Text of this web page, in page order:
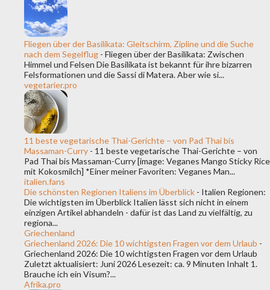
Fliegen über der Basilikata: Gleitschirm, Zipline und die Suche
nach dem Segelflug - Fliegen über der Basilikata: Zwischen
Himmel und Felsen Die Basilikata ist bekannt für ihre bizarren
Felsformationen und die Sassi di Matera. Aber wie si...
vegetarier.pro
11 beste vegetarische Thai-Gerichte – von Pad Thai bis
Massaman-Curry - 11 beste vegetarische Thai-Gerichte – von
Pad Thai bis Massaman-Curry [image: Veganes Mango Sticky Rice
mit Kokosmilch] *Einer meiner Favoriten: Veganes Man...
italien.fans
Die schönsten Regionen Italiens im Überblick - Italien Regionen:
Die wichtigsten im Überblick Italien lässt sich nicht in einem
einzigen Artikel abhandeln - dafür ist das Land zu vielfältig, zu
regiona...
Griechenland
Griechenland 2026: Die 10 wichtigsten Fragen vor dem Urlaub -
Griechenland 2026: Die 10 wichtigsten Fragen vor dem Urlaub
Zuletzt aktualisiert: Juni 2026 Lesezeit: ca. 9 Minuten Inhalt 1.
Brauche ich ein Visum?...
Afrika.pro